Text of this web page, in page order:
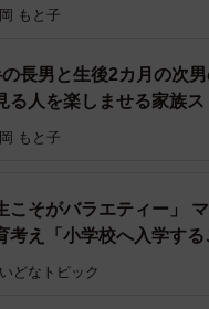
と収まるうーちゃんの
て、目尻が下がりっぱ
もと子
長男と生後2カ月の次
人を楽しませる家族ス
もと子
こそがバラエティー」
考え「小学校へ入学する
どなトピック